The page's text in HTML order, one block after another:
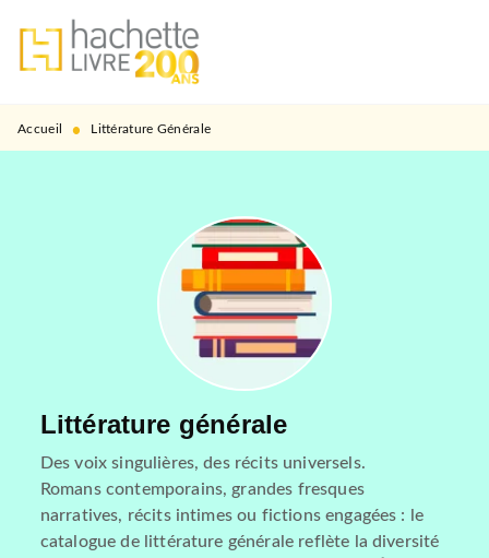
MENU RECHERCHE
PIED DE PAGE
Accueil • Littérature Générale
Littérature générale
Des voix singulières, des récits universels.
Romans contemporains, grandes fresques
narratives, récits intimes ou fictions engagées : le
catalogue de littérature générale reflète la diversité